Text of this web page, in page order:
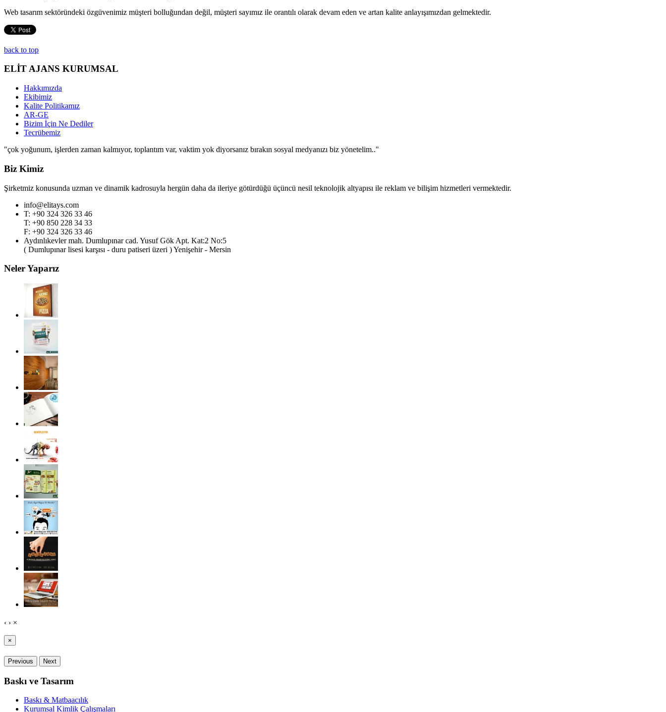
Web tasarım sektöründeki özgüvenimiz müşteri bolluğundan değil, müşteri sayımız ile orantılı olarak devam eden ve artan kalite anlayışımızdan gelmektedir.
back to top
ELİT AJANS KURUMSAL
Hakkımızda
Ekibimiz
Kalite Politikamız
AR-GE
Bizim İçin Ne Dediler
Tecrübemiz
"çok yoğunum, işlerden zaman kalmıyor, toplantım var, vaktim yok diyorsanız bırakın sosyal medyanızı biz yönetelim.."
Biz Kimiz
Şirketmiz konusunda uzman ve dinamik kadrosuyla hergün daha da ileriye götürdüğü üçüncü nesil teknolojik altyapısı ile reklam ve bilişim hizmetleri vermektedir.
info@elitays.com
T: +90 324 326 33 46
T: +90 850 228 34 33
F: +90 324 326 33 46
Aydınlıkevler mah. Dumlupınar cad. Yusuf Gök Apt. Kat:2 No:5
( Dumlupınar lisesi karşısı - duru patiseri üzeri ) Yenişehir - Mersin
Neler Yaparız
‹ › ×
×
Previous Next
Baskı ve Tasarım
Baskı & Matbaacılık
Kurumsal Kimlik Çalışmaları